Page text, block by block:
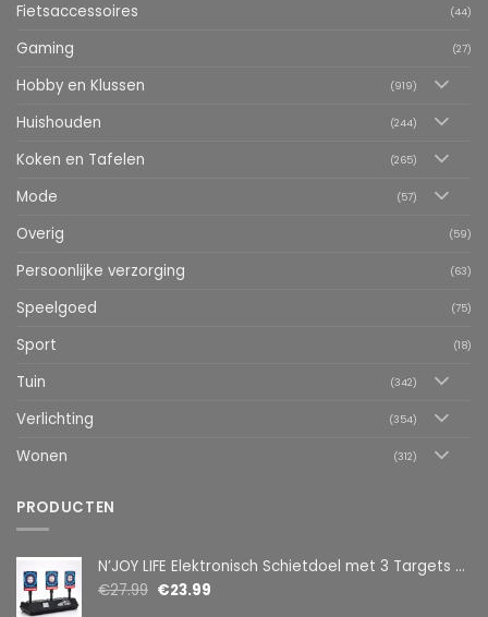
Fietsaccessoires (44)
Gaming (27)
Hobby en Klussen (919)
Huishouden (244)
Koken en Tafelen (265)
Mode (57)
Overig (59)
Persoonlijke verzorging (63)
Speelgoed (75)
Sport (18)
Tuin (342)
Verlichting (354)
Wonen (312)
PRODUCTEN
N’JOY LIFE Elektronisch Schietdoel met 3 Targets – Automatische Reset – Digitaal Scorebord – voor Foam Darts
€27.99 €23.99